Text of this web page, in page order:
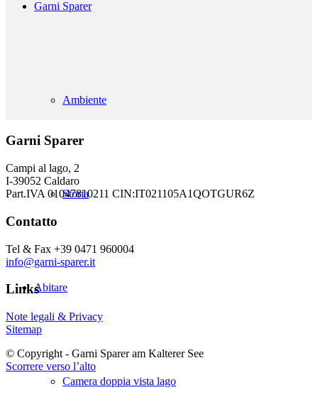
Garni Sparer
Ambiente
Storia
Abitare
Camera doppia vista lago
Garni Sparer
Campi al lago, 2
I-39052 Caldaro
Part.IVA 01047810211 CIN:IT021105A1QOTGUR6Z
Contatto
Tel & Fax +39 0471 960004
info@garni-sparer.it
Links
Note legali & Privacy
Sitemap
© Copyright - Garni Sparer am Kalterer See
Scorrere verso l’alto